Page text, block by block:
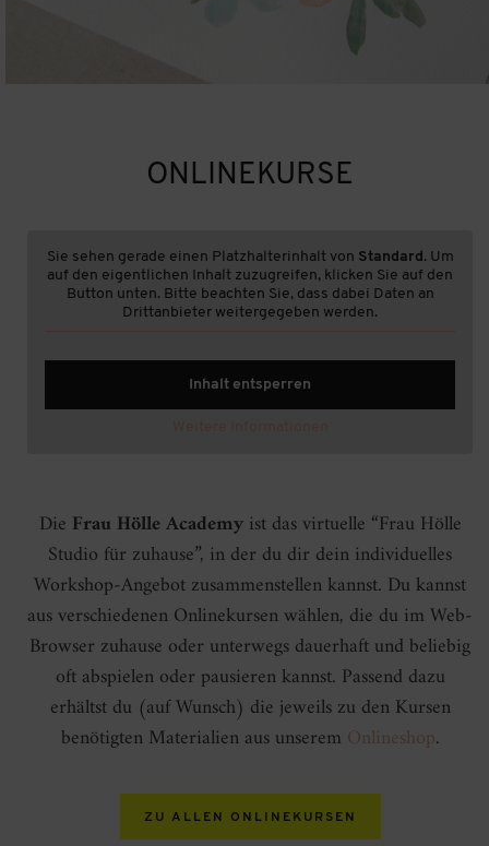
ONLINEKURSE
Sie sehen gerade einen Platzhalterinhalt von Standard. Um
auf den eigentlichen Inhalt zuzugreifen, klicken Sie auf den
Button unten. Bitte beachten Sie, dass dabei Daten an
Drittanbieter weitergegeben werden.
Inhalt entsperren
Die Frau Hölle Academyist das virtuelle “Frau Hölle
Studio für zuhause”, in der du dir dein individuelles
Workshop-Angebot zusammenstellen kannst. Du kannst
aus verschiedenen Onlinekursen wählen, die du im Web-
Browser zuhause oder unterwegs dauerhaft und beliebig
oft abspielen oder pausieren kannst. Passend dazu
erhältst du (auf Wunsch) die jeweils zu den Kursen
benötigten Materialien aus unserem Onlineshop.
ZU ALLEN ONLINEKURSEN